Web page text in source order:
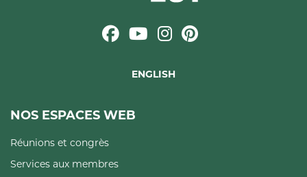
ENGLISH
NOS ESPACES WEB
Réunions et congrès
Services aux membres